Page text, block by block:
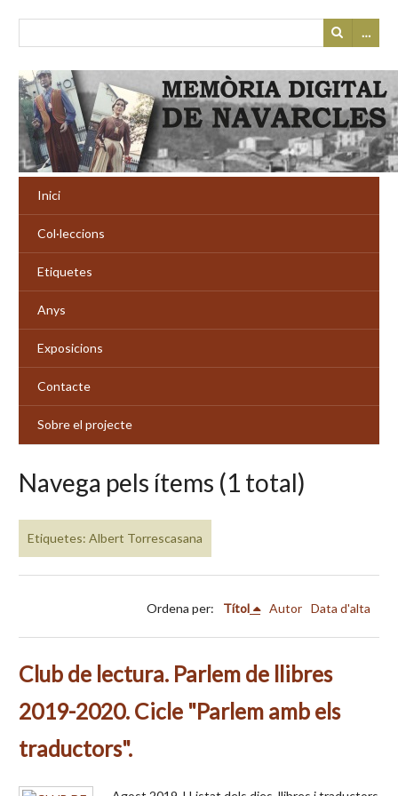
…
Inici
Col·leccions
Etiquetes
Anys
Exposicions
Contacte
Sobre el projecte
Navega pels ítems (1 total)
Etiquetes: Albert Torrescasana
Ordena per: Títol Autor Data d'alta
Club de lectura. Parlem de llibres
2019-2020. Cicle "Parlem amb els
traductors".